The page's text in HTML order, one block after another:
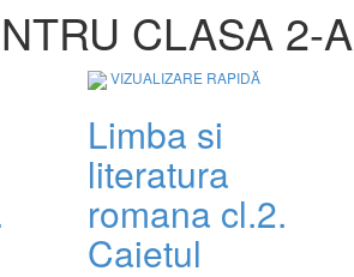
CLASA 2-A
VIZUALIZARE RAPIDĂ
Limba si
literatura
romana cl.2.
Caietul